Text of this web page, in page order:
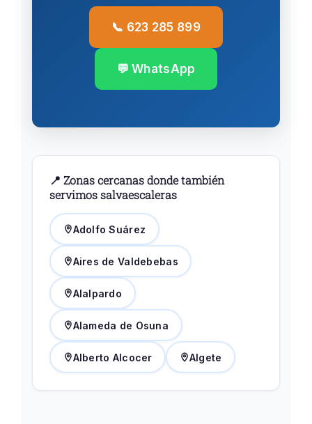
📞 623 285 899
💬 WhatsApp
📍 Zonas cercanas donde también
servimos salvaescaleras
Adolfo Suárez
Aires de Valdebebas
Alalpardo
Alameda de Osuna
Alberto Alcocer Algete